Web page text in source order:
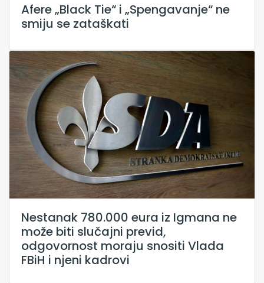
Afere „Black Tie“ i „Spengavanje“ ne
smiju se zataškati
Nestanak 780.000 eura iz Igmana ne
može biti slučajni previd,
odgovornost moraju snositi Vlada
FBiH i njeni kadrovi